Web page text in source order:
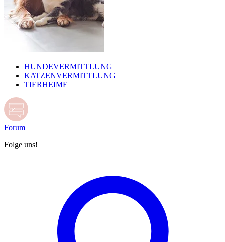
HUNDEVERMITTLUNG
KATZENVERMITTLUNG
TIERHEIME
Forum
Folge uns!